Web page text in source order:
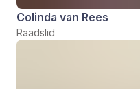
Colinda van Rees
Raadslid